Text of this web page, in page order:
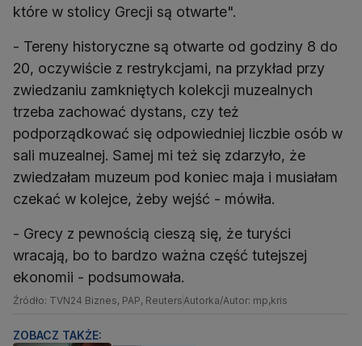
które w stolicy Grecji są otwarte".
- Tereny historyczne są otwarte od godziny 8 do
20, oczywiście z restrykcjami, na przykład przy
zwiedzaniu zamkniętych kolekcji muzealnych
trzeba zachować dystans, czy też
podporządkować się odpowiedniej liczbie osób w
sali muzealnej. Samej mi też się zdarzyło, że
zwiedzałam muzeum pod koniec maja i musiałam
czekać w kolejce, żeby wejść - mówiła.
- Grecy z pewnością cieszą się, że turyści
wracają, bo to bardzo ważna część tutejszej
ekonomii - podsumowała.
Źródło: TVN24 Biznes, PAP, ReutersAutorka/Autor: mp,kris
ZOBACZ TAKŻE: